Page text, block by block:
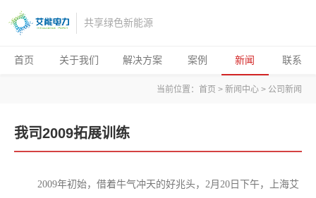
共享绿色新能源
首页 关于我们 解决方案 案例 新闻 联系
当前位置： 首页 > 新闻中心 > 公司新闻
我司2009拓展训练
2009年初始，借着牛气冲天的好兆头，2月20日下午，上海艾